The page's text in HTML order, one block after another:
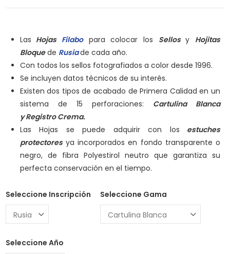
Las Hojas Filabo para colocar los Sellos y Hojitas
Bloquede Rusiade cada año.
Con todos los sellos fotografiados a color desde 1996.
Se incluyen datos técnicos de su interés.
Existen dos tipos de acabado de Primera Calidad en un
sistema de 15 perforaciones: Cartulina Blanca
yRegistro Crema.
Las Hojas se puede adquirir con los estuches
protectoresya incorporados en fondo transparente o
negro, de fibra Polyestirol neutro que garantiza su
perfecta conservación en el tiempo.
Seleccione Inscripción Seleccione Gama
Seleccione Año